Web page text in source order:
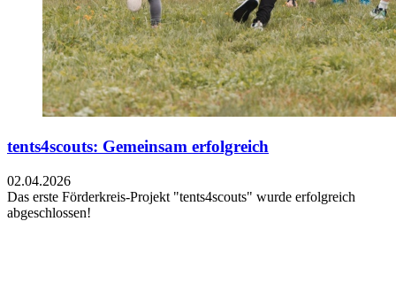
tents4scouts: Gemeinsam erfolgreich
02.04.2026
Das erste Förderkreis-Projekt "tents4scouts" wurde erfolgreich
abgeschlossen!